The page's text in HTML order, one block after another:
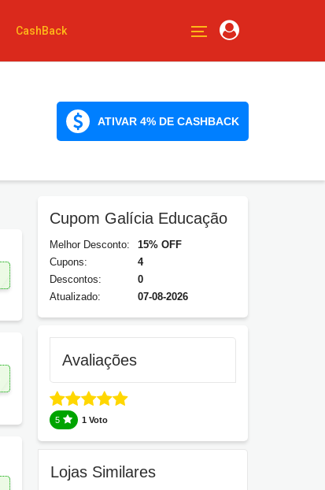
CashBack
ATIVAR 4% DE CASHBACK
Cupom Galícia Educação
Melhor Desconto:
15% OFF
Cupons:
4
Descontos:
0
Atualizado:
07-08-2026
Avaliações
5 1 Voto
Lojas Similares